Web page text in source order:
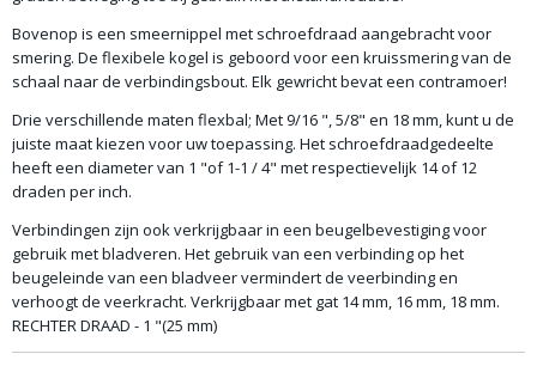
Bovenop is een smeernippel met schroefdraad aangebracht voor
smering. De flexibele kogel is geboord voor een kruissmering van de
schaal naar de verbindingsbout. Elk gewricht bevat een contramoer!
Drie verschillende maten flexbal; Met 9/16 ", 5/8" en 18 mm, kunt u de
juiste maat kiezen voor uw toepassing. Het schroefdraadgedeelte
heeft een diameter van 1 "of 1-1 / 4" met respectievelijk 14 of 12
draden per inch.
Verbindingen zijn ook verkrijgbaar in een beugelbevestiging voor
gebruik met bladveren. Het gebruik van een verbinding op het
beugeleinde van een bladveer vermindert de veerbinding en
verhoogt de veerkracht. Verkrijgbaar met gat 14 mm, 16 mm, 18 mm.
RECHTER DRAAD - 1 "(25 mm)